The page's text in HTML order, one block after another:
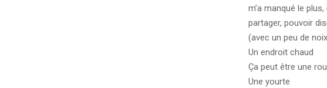
m’a manqué le
partager, pouvoir
(avec un peu de
Un endroit chaud
Ça peut être une
Une yourte